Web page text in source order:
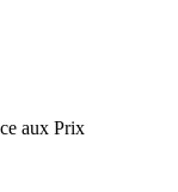
aux Prix